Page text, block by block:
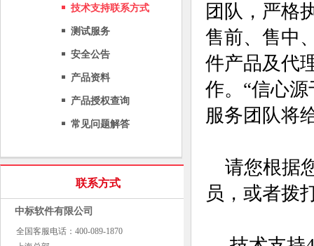
技术支持联系方式
测试服务
安全公告
产品资料
产品授权查询
常见问题解答
联系方式
中标软件有限公司
全国客服电话：400-089-1870
团队，严格
售前、售中
件产品及代
作。“信心
服务团队将
请您根据
员，或者拨